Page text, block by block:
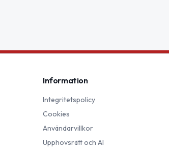
Information
Integritetspolicy
Cookies
Användarvillkor
Upphovsrätt och AI